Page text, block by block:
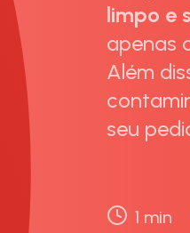
limpo e
apenas
Além
seu
1 min